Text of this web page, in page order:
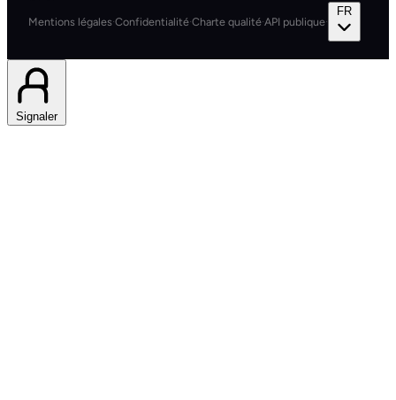
Mentions légales·Confidentialité·Charte qualité·API publique·
FR
Signaler